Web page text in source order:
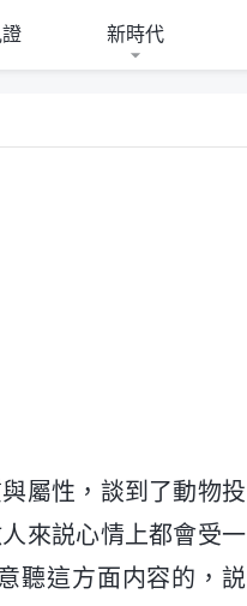
新時代
屬性，談到了動物投
來説心情上都會受一
聽這方面内容的，説